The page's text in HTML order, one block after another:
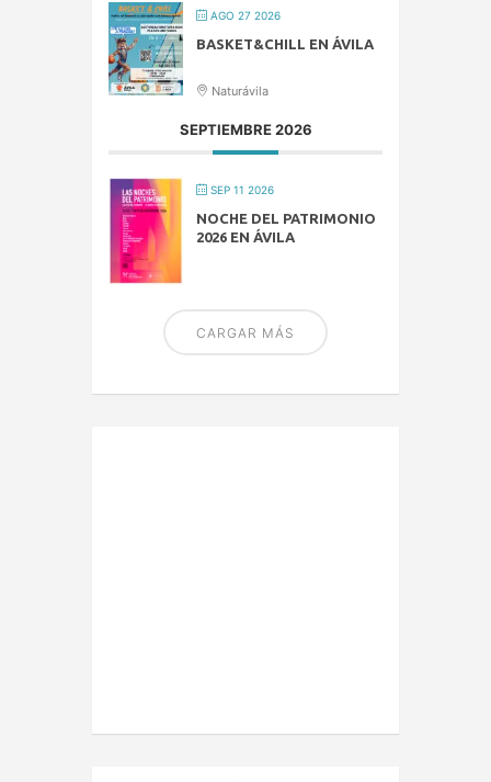
AGO 27 2026
BASKET&CHILL EN ÁVILA
Naturávila
SEPTIEMBRE 2026
SEP 11 2026
NOCHE DEL PATRIMONIO
2026 EN ÁVILA
CARGAR MÁS